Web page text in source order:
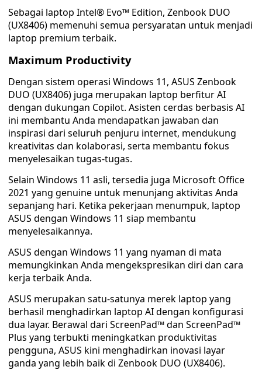
Sebagai laptop Intel® Evo™ Edition, Zenbook DUO
(UX8406) memenuhi semua persyaratan untuk menjadi
laptop premium terbaik.
Maximum Productivity
Dengan sistem operasi Windows 11, ASUS Zenbook
DUO (UX8406) juga merupakan laptop berfitur AI
dengan dukungan Copilot. Asisten cerdas berbasis AI
ini membantu Anda mendapatkan jawaban dan
inspirasi dari seluruh penjuru internet, mendukung
kreativitas dan kolaborasi, serta membantu fokus
menyelesaikan tugas-tugas.
Selain Windows 11 asli, tersedia juga Microsoft Office
2021 yang genuine untuk menunjang aktivitas Anda
sepanjang hari. Ketika pekerjaan menumpuk, laptop
ASUS dengan Windows 11 siap membantu
menyelesaikannya.
ASUS dengan Windows 11 yang nyaman di mata
memungkinkan Anda mengekspresikan diri dan cara
kerja terbaik Anda.
ASUS merupakan satu-satunya merek laptop yang
berhasil menghadirkan laptop AI dengan konfigurasi
dua layar. Berawal dari ScreenPad™ dan ScreenPad™
Plus yang terbukti meningkatkan produktivitas
pengguna, ASUS kini menghadirkan inovasi layar
ganda yang lebih baik di Zenbook DUO (UX8406).